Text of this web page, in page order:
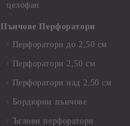
целофан
Пънчове Перфоратори
Перфоратори до 2,50 см
Перфоратори 2,50 см
Перфоратори над 2,50 см
Бордюрни пънчове
Ъглови перфоратори